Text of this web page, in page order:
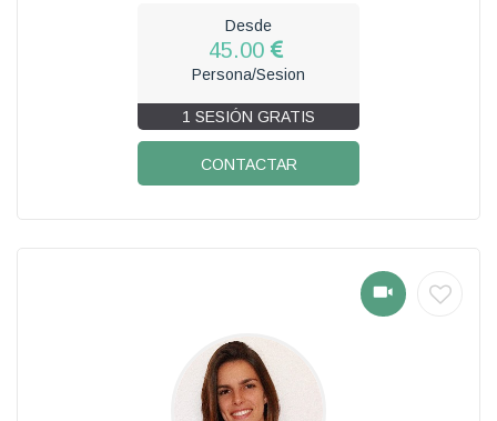
Desde
45.00
Persona/Sesion
1 SESIÓN GRATIS
CONTACTAR